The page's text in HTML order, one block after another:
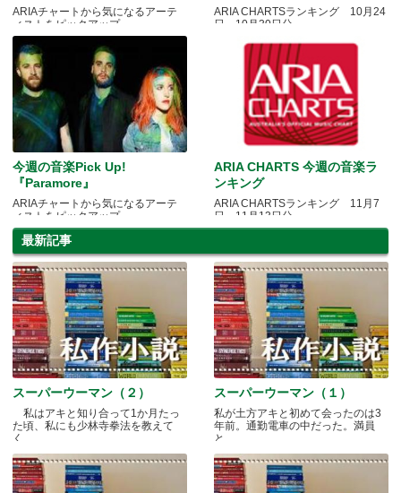
ARIAチャートから気になるアーテ
ィストをピックアップ
ARIA CHARTSランキング 10月24
日～10月30日分
今週の音楽Pick Up!
『Paramore』
ARIAチャートから気になるアーテ
ィストをピックアップ
ARIA CHARTS 今週の音楽ラ
ンキング
ARIA CHARTSランキング 11月7
日～11月13日分
最新記事
スーパーウーマン（２）
私はアキと知り合って1か月たっ
た頃、私にも少林寺拳法を教えて
く.....
スーパーウーマン（１）
私が土方アキと初めて会ったのは3
年前。通勤電車の中だった。満員
と.....